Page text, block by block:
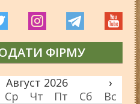
ФІРМУ
Август 2026
›
Ср Чт Пт Сб Вс